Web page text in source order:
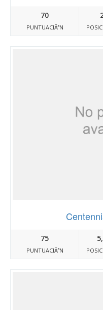
70
PUNTUACIÃ³N
75
PUNTUACIÃ³N